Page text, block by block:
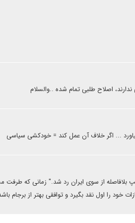
اصلاح طلبی تمام شده ..والسلام
... اگر خلاف آن عمل کند = خودکشی سیاسی
از سوی ایران رد شد." زمانی که طرفت
را اول نقد بگیرد و توافقی بهتر از برجام